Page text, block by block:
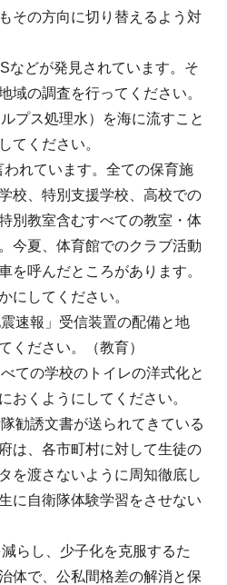
その方向に切り替えるよう対
などが発見されています。そ
域の調査を行ってください。
プス処理水）を海に流すこと
てください。
れています。全ての保育施
校、特別支援学校、高校での
別教室含むすべての教室・体
今夏、体育館でのクラブ活動
を呼んだところがあります。
にしてください。
速報」受信装置の配備と地
ください。（教育）
ての学校のトイレの洋式化と
おくようにしてください。
勧誘文書が送られてきている
は、各市町村に対して生徒の
を渡さないように周知徹底し
に自衛隊体験学習をさせない
らし、少子化を克服するた
体で、公私間格差の解消と保